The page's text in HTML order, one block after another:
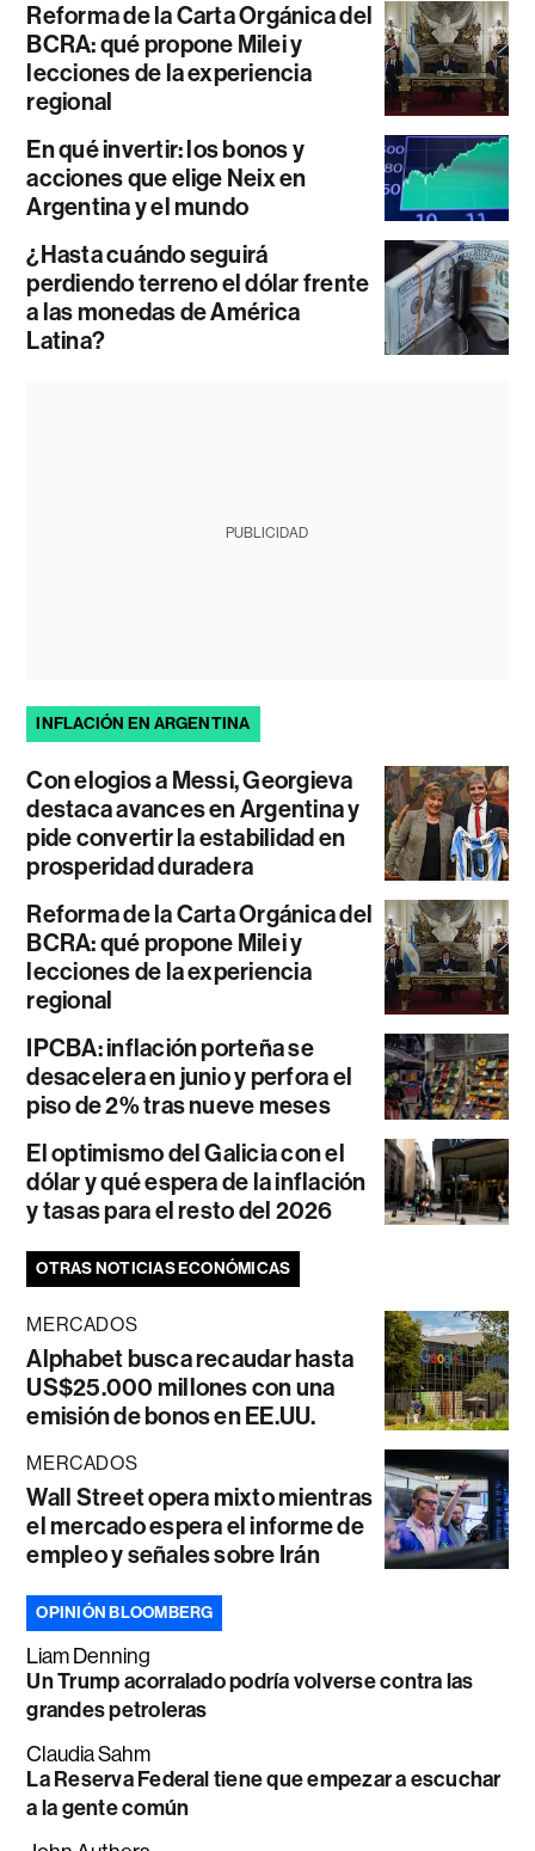
Reforma de la Carta Orgánica del
BCRA: qué propone Milei y
lecciones de la experiencia
regional
En qué invertir: los bonos y
acciones que elige Neix en
Argentina y el mundo
¿Hasta cuándo seguirá
perdiendo terreno el dólar frente
a las monedas de América
Latina?
PUBLICIDAD
INFLACIÓN EN ARGENTINA
Con elogios a Messi, Georgieva
destaca avances en Argentina y
pide convertir la estabilidad en
prosperidad duradera
Reforma de la Carta Orgánica del
BCRA: qué propone Milei y
lecciones de la experiencia
regional
IPCBA: inflación porteña se
desacelera en junio y perfora el
piso de 2% tras nueve meses
El optimismo del Galicia con el
dólar y qué espera de la inflación
y tasas para el resto del 2026
OTRAS NOTICIAS ECONÓMICAS
MERCADOS
Alphabet busca recaudar hasta
US$25.000 millones con una
emisión de bonos en EE.UU.
MERCADOS
Wall Street opera mixto mientras
el mercado espera el informe de
empleo y señales sobre Irán
OPINIÓN BLOOMBERG
Liam Denning
Un Trump acorralado podría volverse contra las
grandes petroleras
Claudia Sahm
La Reserva Federal tiene que empezar a escuchar
a la gente común